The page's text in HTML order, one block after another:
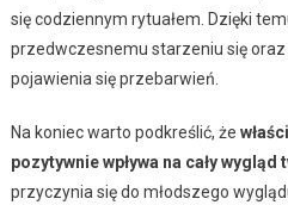
się codziennym rytuałem. Dzięki
przedwczesnemu starzeniu się
pojawienia się przebarwień.
Na koniec warto podkreślić, że
pozytywnie wpływa na cały wygląd
przyczynia się do młodszego